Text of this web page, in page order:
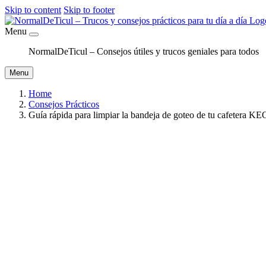
Skip to content Skip to footer
Menu
NormalDeTicul – Consejos útiles y trucos geniales para todos
Menu
Home
Consejos Prácticos
Guía rápida para limpiar la bandeja de goteo de tu cafetera